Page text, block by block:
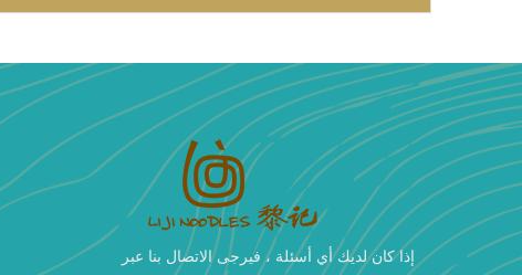
إذا كان لديك أي أسئلة ، فيرجى الاتصال بنا عبر